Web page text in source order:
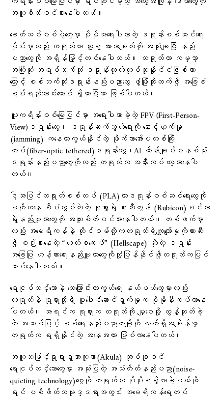
အထူးစိတ်ဝင်စားနေပါတယ်။
ခေတ်သစ်စစ်ပွဲတွေမှာ ပိုမိုအရေးပါလာတဲ့ ဒရုန်းစစ်ဆင်ရေး
ပိုင်းမှာလည်း တရုတ်ဟာ သူ့ရဲ့ အားသာချက်ကို အသုံးချပြီး နည်း
ပညာတွေကို အရှိန်မြှင့်တင်နေပါတယ်။ တရုတ်ဟာ ကမ္ဘာ့
အကြီးဆုံး အရပ်ဘက်သုံး ဒရုန်းထုတ်လုပ်သူနိုင်ငံဖြစ်တာ
ကြောင့် စစ်ဘက်သုံးဒရုန်းနည်းပညာတွေ ဖွံ့ဖြိုးတိုးတက်ဖို့ အခြေခံ
စွမ်းရည်ကောင်းကောင်း ရှိထားပြီးသား ဖြစ်ပါတယ်။
ယူကရိန်းစစ်မြေပြင်မှာ အရေးပါလာခဲ့တဲ့ FPV (First-Person-
View)ဒရုန်းတွေ၊ ဒရုန်းဆက်သွယ်ရေးကို နှောင့်ယှက်မှု
(jamming) ကနေကာကွယ်နိုင်တဲ့ ဖိုက်ဘာအော်ပတစ်ကြိုး
တပ်(fiber-optic tethered)ဒရုန်းတွေ၊AI ထိန်းချုပ်စနစ်သုံး
ဒရုန်းနည်းပညာတွေကိုလည်း တရုတ်က အနီးကပ် လေ့လာနေပါ
တယ်။
ဒါ့အပြင်တရုတ်စစ်တပ် (PLA)ဟာဒရုန်းစစ်ဆင်ရေးတွေကို
ဗဟိုကနေ စီမံကွပ်ကဲတဲ့ ရုရှားရဲ့ ရူးဘီကွန် (Rubicon)စင်တာ
ရဲ့နည်းဗျူဟာတွေကို အထူးစိတ်ဝင်စားနေပါတယ်။ တစ်ဖက်မှာ
လည်း အမေရိကန်နဲ့ ထိုင်ဝမ်တို့ကတရုတ်ရဲ့ကျူးကျော်မှုကိုတားဆီး
ဖို့ စဉ်းစားနေတဲ့ “ဟဲလ်စကေးပ်” (Hellscape) ဆိုတဲ့ ဒရုန်း
အခြေပြု ဟန့်တားရေးနည်းဗျူဟာတွေကိုတုံ့ပြန်နိုင်ဖို့တရုတ်ကပြင်
ဆင်နေပါတယ်။
ရေငုပ်သင်္ဘောနဲ့ လေကြောင်းကာကွယ်ရေး နယ်ပယ်တွေမှာလည်း
တရုတ်နဲ့ ရုရှားတို့ရဲ့ ပူးပေါင်းဆောင်ရွက်မှုက ပိုမိုနီးကပ်လာနေ
ပါတယ်။ အရင်က ရုရှားက တရုတ်ကို မျှဝေဖို့ တွန့်ဆုတ်ခဲ့
တဲ့ အဆင့်မြင့် စစ်ရေးနည်းပညာတချို့ကို လက်ရှိအချိန်မှာ
တရုတ်က ရရှိနိုင်တဲ့ အနေအထား ဖြစ်လာနေပါတယ်။
အထူးသဖြင့်ရုရှားရဲ့အာကူလာ(Akula) အုပ်စုဝင်
ရေငုပ်သင်္ဘောတွေမှာ အသုံးပြုတဲ့ အသံတိတ်နည်းပညာ(noise-
quieting technology)တွေကို တရုတ်က ပိုမိုရရှိလာခဲ့မယ်ဆို
ရင် ပစိဖိတ်သမုဒ္ဒရာအတွင်း အမေရိကန်ရေတပ်